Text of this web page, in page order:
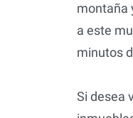
montaña
a este
minutos
Si desea